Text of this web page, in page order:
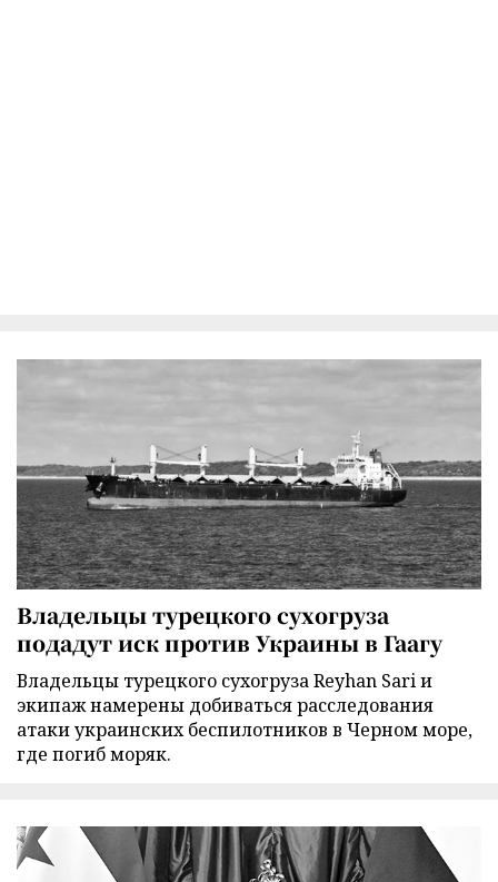
Владельцы турецкого сухогруза
подадут иск против Украины в Гаагу
Владельцы турецкого сухогруза Reyhan Sari и
экипаж намерены добиваться расследования
атаки украинских беспилотников в Черном море,
где погиб моряк.